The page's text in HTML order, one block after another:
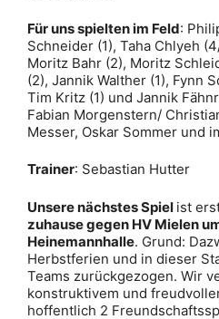
Für uns spielten im Feld:
Schneider (1), Taha Chlyeh
Moritz Bahr (2), Moritz
(2), Jannik Walther (1), Fynn
Tim Kritz (1) und Jannik
Fabian Morgenstern/
Messer, Oskar Sommer und
Trainer: Sebastian Hutter
Unsere nächstes Spiel ist
zuhause gegen HV Mielen
Heinemannhalle. Grund:
Herbstferien und in dieser
Teams zurückgezogen. Wir
konstruktivem und
hoffentlich 2